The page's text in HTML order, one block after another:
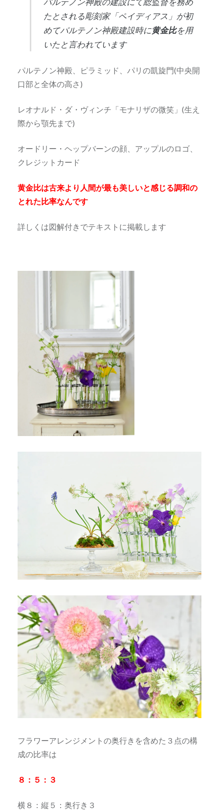
たとされる彫刻家「ペイディアス」が初
めてパルテノン神殿建設時に黄金比を用
いたと言われています
パルテノン神殿、ピラミッド、パリの凱旋門(中央開
口部と全体の高さ)
レオナルド・ダ・ヴィンチ「モナリザの微笑」(生え
際から顎先まで)
オードリー・ヘップバーンの顔、アップルのロゴ、
クレジットカード
黄金比は古来より人間が最も美しいと感じる調和の
とれた比率なんです
詳しくは図解付きでテキストに掲載します
フラワーアレンジメントの奥行きを含めた３点の構
成の比率は
８：５：３
横８：縦５：奥行き３